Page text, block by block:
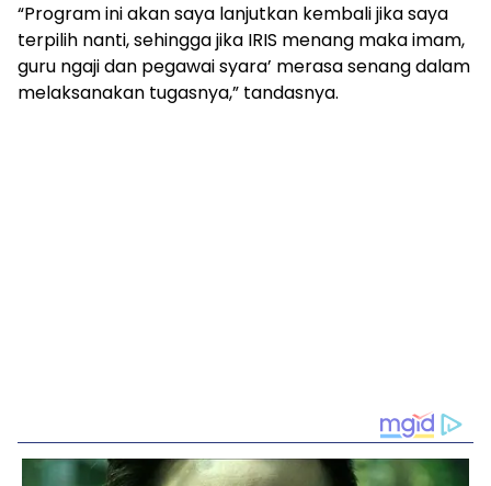
“Program ini akan saya lanjutkan kembali jika saya
terpilih nanti, sehingga jika IRIS menang maka imam,
guru ngaji dan pegawai syara’ merasa senang dalam
melaksanakan tugasnya,” tandasnya.